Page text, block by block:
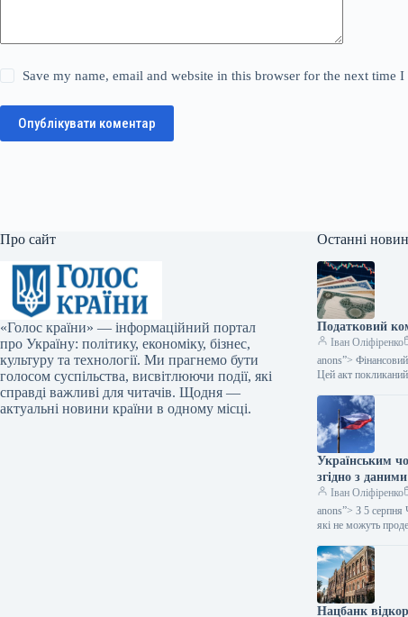
Save my name, email and website in this browser for the next time I
Опублікувати коментар
Про сайт
«Голос країни» — інформаційний портал
про Україну: політику, економіку, бізнес,
культуру та технології. Ми прагнемо бути
голосом суспільства, висвітлюючи події, які
справді важливі для читачів. Щодня —
актуальні новини країни в одному місці.
Останні
Податковий
Іван Оліфіренко
anons”>
Цей акт
Українським
згідно з
Іван Оліфіренко
anons”> З 5 серпня
які не можуть
Нацбанк